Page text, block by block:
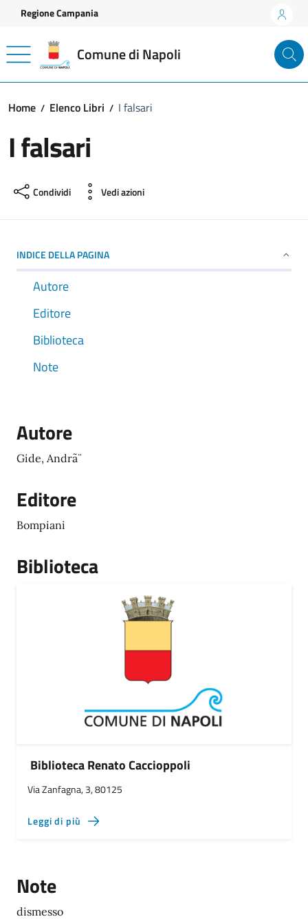
Vai ai contenuti
Vai al footer
Regione Campania
Comune di Napoli
Home Elenco Libri I falsari
I falsari
Condividi Vedi azioni
INDICE DELLA PAGINA
Autore
Editore
Biblioteca
Note
Autore
Gide, Andrã¨
Editore
Bompiani
Biblioteca
Biblioteca Renato Caccioppoli
Via Zanfagna, 3, 80125
Leggi di più
Note
dismesso